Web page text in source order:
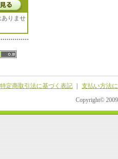
ありませ
特定商取引法に基づく表記
支払い方法
Copyright©